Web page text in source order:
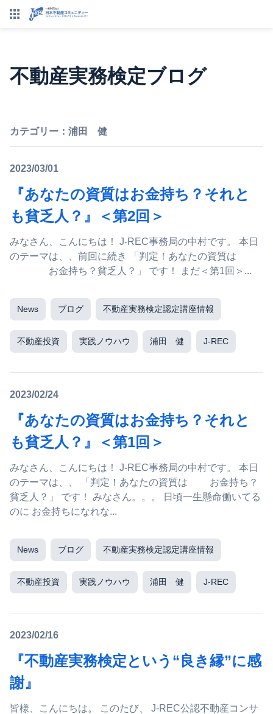
不動産実務検定ブログ
カテゴリー： 浦田 健
2023/03/01
『あなたの資質はお金持ち？それと
も貧乏人？』＜第2回＞
みなさん、こんにちは！ J-REC事務局の中村です。 本日
のテーマは、、前回に続き 「判定！あなたの資質は
お金持ち？貧乏人？」 です！ まだ＜第1回＞...
News ブログ 不動産実務検定認定講座情報
不動産投資 実践ノウハウ 浦田 健 J-REC
2023/02/24
『あなたの資質はお金持ち？それと
も貧乏人？』＜第1回＞
みなさん、こんにちは！ J-REC事務局の中村です。 本日
のテーマは、、 「判定！あなたの資質は お金持ち？
貧乏人？」 です！ みなさん。。。 日頃一生懸命働いてる
のに お金持ちになれな...
News ブログ 不動産実務検定認定講座情報
不動産投資 実践ノウハウ 浦田 健 J-REC
2023/02/16
『不動産実務検定という“良き縁”に感
謝』
皆様、こんにちは。 このたび、 J-REC公認不動産コンサ